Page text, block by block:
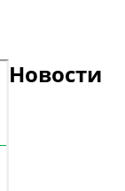
Новости